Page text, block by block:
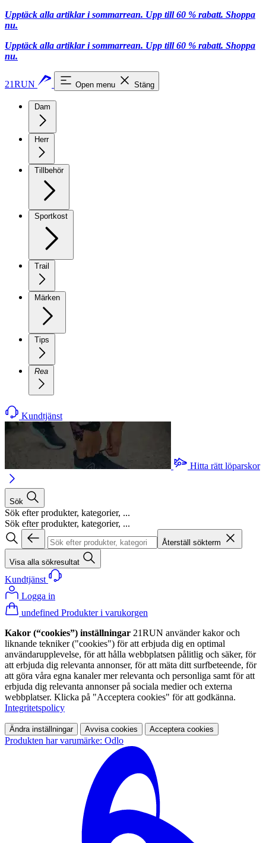
Upptäck alla artiklar i sommarrean. Upp till 60 % rabatt. Shoppa
nu.
Upptäck alla artiklar i sommarrean. Upp till 60 % rabatt. Shoppa
nu.
21RUN Open menu Stäng
Dam
Herr
Tillbehör
Sportkost
Trail
Märken
Tips
Rea
Kundtjänst
Hitta rätt löparskor
Sök
Sök efter produkter, kategorier, ...
Sök efter produkter, kategorier, ...
Återställ sökterm
Visa alla sökresultat
Kundtjänst
Logga in
undefined Produkter i varukorgen
Kakor (“cookies”) inställningar 21RUN använder kakor och
liknande tekniker ("cookies") för att erbjuda dig en optimal
användarupplevelse, för att hålla webbplatsen pålitlig och säker, för
att erbjuda dig relevanta annonser, för att mäta ditt surfbeteende, för
att göra våra egna kanaler mer relevanta och personliga samt för att
erbjuda dig relevanta annonser på sociala medier och externa
webbplatser. Klicka på "Acceptera cookies" för att godkänna.
Integritetspolicy
Ändra inställningar Avvisa cookies Acceptera cookies
Produkten har varumärke: Odlo